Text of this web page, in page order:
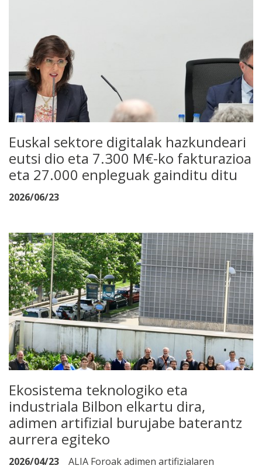
Euskal sektore digitalak hazkundeari
eutsi dio eta 7.300 M€-ko fakturazioa
eta 27.000 enpleguak gainditu ditu
2026/06/23
Ekosistema teknologiko eta
industriala Bilbon elkartu dira,
adimen artifizial burujabe baterantz
aurrera egiteko
2026/04/23
ALIA Foroak adimen artifizialaren